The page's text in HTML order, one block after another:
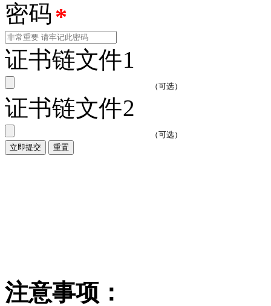
密码*
证书链文件1
（可选）
证书链文件2
（可选）
立即提交
重置
注意事项：